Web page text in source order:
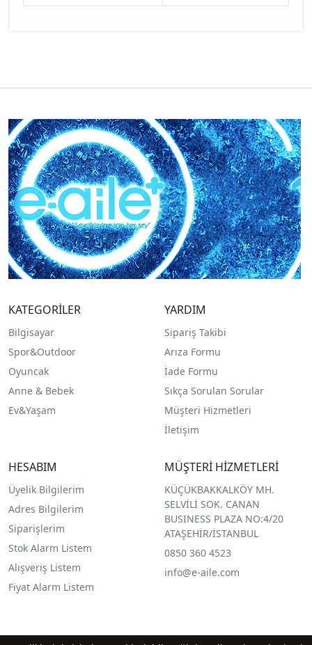
KATEGORİLER
Bilgisayar
Spor&Outdoor
Oyuncak
Anne & Bebek
Ev&Yaşam
YARDIM
Sipariş Takibi
Arıza Formu
İade Formu
Sıkça Sorulan Sorular
Müşteri Hizmetleri
İletişim
HESABIM
Üyelik Bilgilerim
Adres Bilgilerim
Siparişlerim
Stok Alarm Listem
Alışveriş Listem
Fiyat Alarm Listem
MÜŞTERİ HİZMETLERİ
KÜÇÜKBAKKALKÖY MH.
SELVİLİ SOK. CANAN
BUSINESS PLAZA NO:4/20
ATAŞEHİR/İSTANBUL
0850 360 4523
info@e-aile.com